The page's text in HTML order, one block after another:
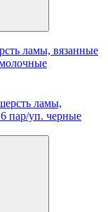
ламы, вязанные